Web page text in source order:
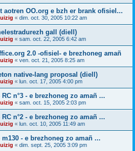
aotren OO.org e bzh er brank ofisiel...
« dim. oct. 30, 2005 10:22 am
gall (diell)
« sam. oct. 22, 2005 6:42 am
2.0 -ofisiel- e brezhoneg amañ
« ven. oct. 21, 2005 8:25 am
native-lang proposal (diell)
« lun. oct. 17, 2005 4:00 pm
n°3 - e brezhoneg zo amañ ...
« sam. oct. 15, 2005 2:03 pm
n°2 - e brezhoneg zo amañ ...
« lun. oct. 10, 2005 11:49 am
- e brezhoneg zo amañ ...
« dim. sept. 25, 2005 3:09 pm